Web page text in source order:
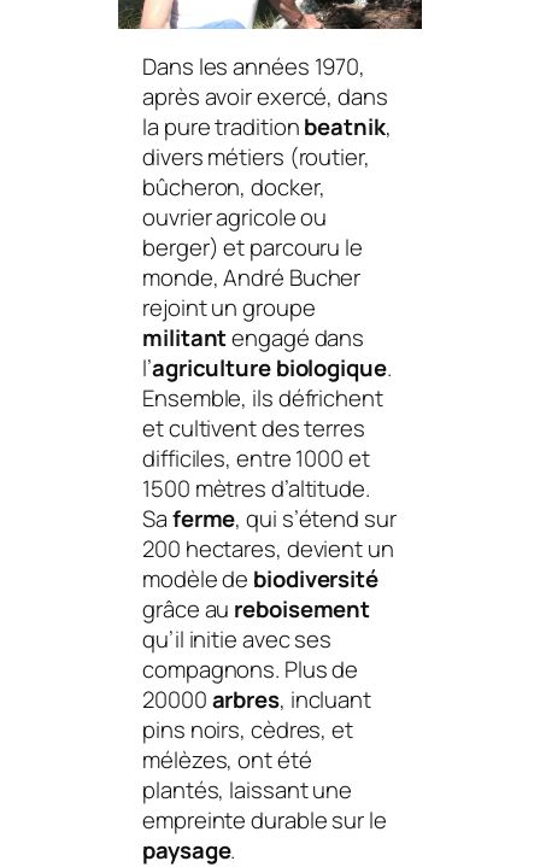
Dans les années 1970,
après avoir exercé, dans
la pure traditionbeatnik,
divers métiers (routier,
bûcheron, docker,
ouvrier agricole ou
berger) et parcouru le
monde, André Bucher
rejoint un groupe
militantengagé dans
l’agriculture biologique.
Ensemble, ils défrichent
et cultivent des terres
difficiles, entre 1000 et
1500 mètres d’altitude.
Saferme, qui s’étend sur
200 hectares, devient un
modèle de biodiversité
grâce au reboisement
qu’il initie avec ses
compagnons. Plus de
20000arbres, incluant
pins noirs, cèdres, et
mélèzes, ont été
plantés, laissant une
empreinte durable sur le
paysage.